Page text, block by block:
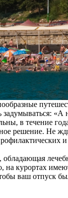
в течение
решение. Не
обладающая
курортах
ваш отпуск